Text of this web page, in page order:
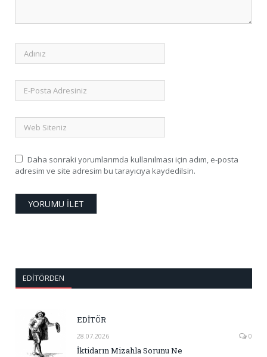
Daha sonraki yorumlarımda kullanılması için adım, e-posta
adresim ve site adresim bu tarayıcıya kaydedilsin.
EDITÖRDEN
EDİTÖR
28.07.2026 0
İktidarın Mizahla Sorunu Ne